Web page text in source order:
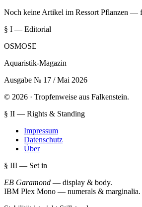
Noch keine Artikel im Ressort Pflanzen —
§ I — Editorial
OSMOSE
Aquaristik-Magazin
Ausgabe № 17 / Mai 2026
© 2026 · Tropfenweise aus Falkenstein.
§ II — Rights & Standing
Impressum
Datenschutz
Über
§ III — Set in
EB Garamond — display & body.
IBM Plex Mono — numerals & marginalia.